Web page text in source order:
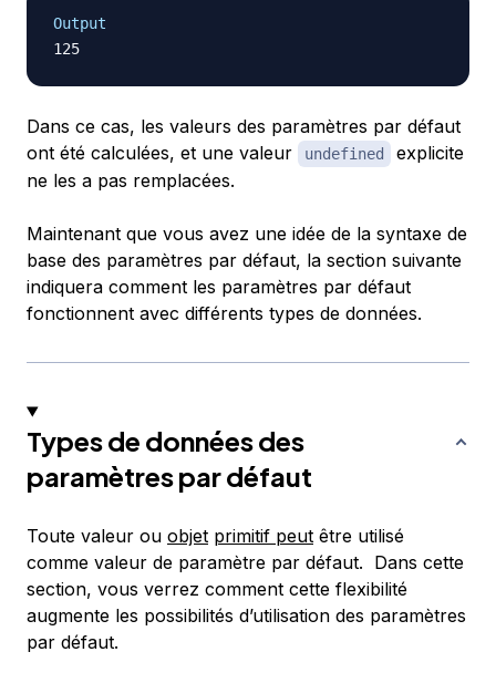
Output
Dans ce cas, les valeurs des paramètres par défaut
ont été calculées, et une valeur
undefined
explicite
ne les a pas remplacées.
Maintenant que vous avez une idée de la syntaxe de
base des paramètres par défaut, la section suivante
indiquera comment les paramètres par défaut
fonctionnent avec différents types de données.
Types de données des
paramètres par défaut
Toute valeur ou objet primitif peut être utilisé
comme valeur de paramètre par défaut. Dans cette
section, vous verrez comment cette flexibilité
augmente les possibilités d’utilisation des paramètres
par défaut.